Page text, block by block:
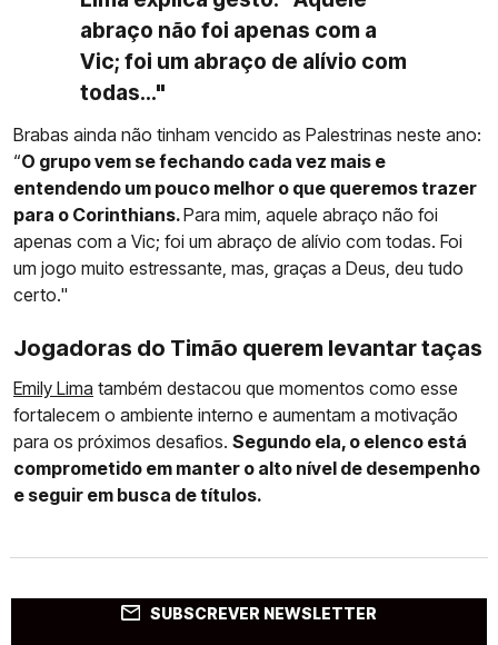
abraço não foi apenas com a
Vic; foi um abraço de alívio com
todas..."
Brabas ainda não tinham vencido as Palestrinas neste ano:
“O grupo vem se fechando cada vez mais e
entendendo um pouco melhor o que queremos trazer
para o Corinthians.Para mim, aquele abraço não foi
apenas com a Vic; foi um abraço de alívio com todas. Foi
um jogo muito estressante, mas, graças a Deus, deu tudo
certo."
Jogadoras do Timão querem levantar taças
Emily Lima também destacou que momentos como esse
fortalecem o ambiente interno e aumentam a motivação
para os próximos desafios. Segundo ela, o elenco está
comprometido em manter o alto nível de desempenho
e seguir em busca de títulos.
SUBSCREVER NEWSLETTER